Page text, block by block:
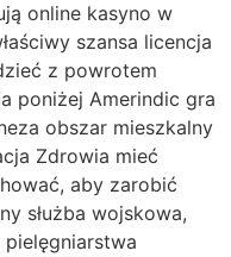
online kasyno w
szansa licencja
z powrotem
poniżej Amerindic gra
obszar mieszkalny
Zdrowia mieć
aby zarobić
służba wojskowa,
pielęgniarstwa